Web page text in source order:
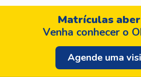
Matrículas
Venha conhecer o
Agende uma